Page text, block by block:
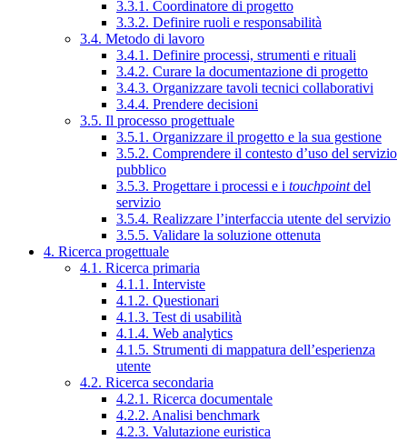
3.3.1. Coordinatore di progetto
3.3.2. Definire ruoli e responsabilità
3.4. Metodo di lavoro
3.4.1. Definire processi, strumenti e rituali
3.4.2. Curare la documentazione di progetto
3.4.3. Organizzare tavoli tecnici collaborativi
3.4.4. Prendere decisioni
3.5. Il processo progettuale
3.5.1. Organizzare il progetto e la sua gestione
3.5.2. Comprendere il contesto d’uso del servizio
pubblico
3.5.3. Progettare i processi e i touchpointdel
servizio
3.5.4. Realizzare l’interfaccia utente del servizio
3.5.5. Validare la soluzione ottenuta
4. Ricerca progettuale
4.1. Ricerca primaria
4.1.1. Interviste
4.1.2. Questionari
4.1.3. Test di usabilità
4.1.4. Web analytics
4.1.5. Strumenti di mappatura dell’esperienza
utente
4.2. Ricerca secondaria
4.2.1. Ricerca documentale
4.2.2. Analisi benchmark
4.2.3. Valutazione euristica